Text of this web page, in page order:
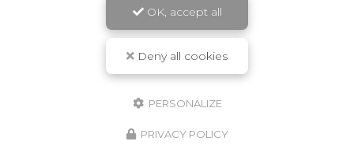
OK, accept all
Deny all cookies
PERSONALIZE
PRIVACY POLICY